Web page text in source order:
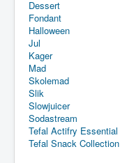
Dessert
Fondant
Halloween
Jul
Kager
Mad
Skolemad
Slik
Slowjuicer
Sodastream
Tefal Actifry Essential
Tefal Snack Collection